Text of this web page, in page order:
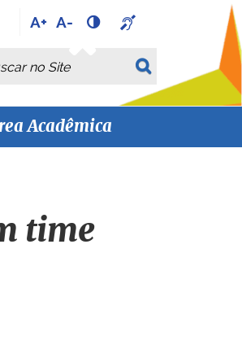
A+ A-
Avançada…
Acadêmica
time